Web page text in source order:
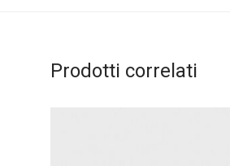
Prodotti correlati